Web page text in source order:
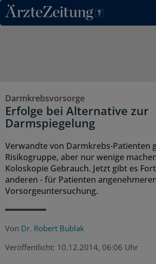
Direkt zum Inhaltsbereich
Darmkrebsvorsorge
Erfolge bei Alternative zur
Darmspiegelung
Verwandte von Darmkrebs-Patienten
Risikogruppe, aber nur wenige
Koloskopie Gebrauch. Jetzt gibt es
anderen - für Patienten
Vorsorgeuntersuchung.
Von Dr. Robert Bublak
Veröffentlicht: 10.12.2014, 06:06 Uhr